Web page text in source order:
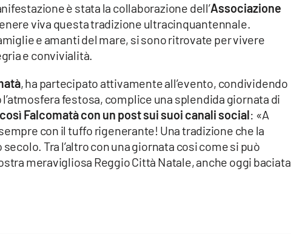
è stata la collaborazione dell’Associazione
viva questa tradizione ultracinquantennale.
e amanti del mare, si sono ritrovate per vivere
e convivialità.
, ha partecipato attivamente all’evento, condividendo
festosa, complice una splendida giornata di
Falcomatà con un post sui suoi canali social: «A
con il tuffo rigenerante! Una tradizione che la
Tra l’altro con una giornata cosi come si può
meravigliosa Reggio Città Natale, anche oggi baciata